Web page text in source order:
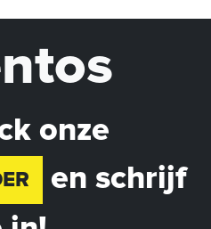
onze
en schrijf